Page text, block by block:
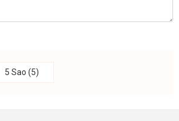
5 Sao (5)